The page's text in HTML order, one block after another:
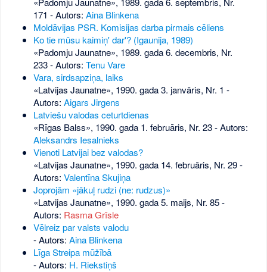
171 - Autors: Aina Blinkena
Moldāvijas PSR. Komisijas darba pirmais cēliens
Ko tie mūsu kaimiņ' dar'? (Igaunija, 1989)
«Padomju Jaunatne», 1989. gada 6. decembris, Nr.
233- Autors: Tenu Vare
Vara, sirdsapziņa, laiks
«Latvijas Jaunatne», 1990. gada 3. janvāris, Nr. 1 -
Autors: Aigars Jirgens
Latviešu valodas ceturtdienas
«Rīgas Balss», 1990. gada 1. februāris, Nr. 23- Autors:
Aleksandrs Iesalnieks
Vienoti Latvijai bez valodas?
«Latvijas Jaunatne», 1990. gada 14. februāris, Nr. 29-
Autors: Valentīna Skujiņa
Joprojām «jākuļ rudzi (ne: rudzus)»
«Latvijas Jaunatne», 1990. gada 5. maijs, Nr. 85-
Autors: Rasma Grīsle
Vēlreiz par valsts valodu
- Autors: Aina Blinkena
Līga Streipa mūžībā
- Autors: H. Riekstiņš